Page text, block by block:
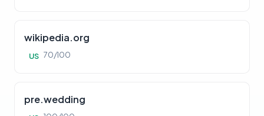
wikipedia.org
US 70/100
pre.wedding